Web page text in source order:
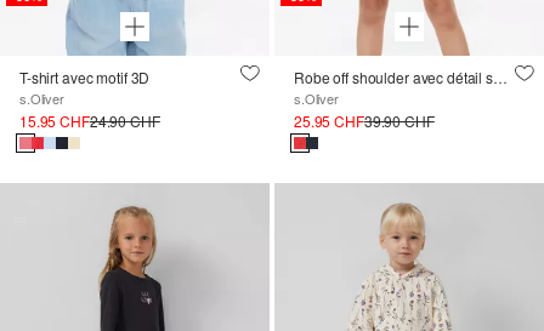
T-shirt avec motif 3D
s.Oliver
15.95 CHF24.90 CHF
Robe off shoulder avec détail smocké
s.Oliver
25.95 CHF39.90 CHF